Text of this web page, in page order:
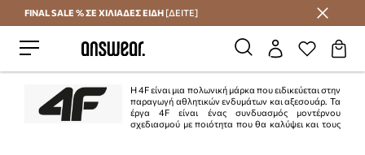
Εξοικονομήστε με το Answear Club
FINAL SALE % ΣΕ ΧΙΛΙΑΔΕΣ ΕΙΔΗ [ΔΕΙΤΕ]
Η 4F είναι μια πολωνική μάρκα που ειδικεύεται στην
παραγωγή αθλητικών ενδυμάτων και αξεσουάρ. Τα
έργα 4F είναι ένας συνδυασμός μοντέρνου
σχεδιασμού με ποιότητα που θα καλύψει και τους